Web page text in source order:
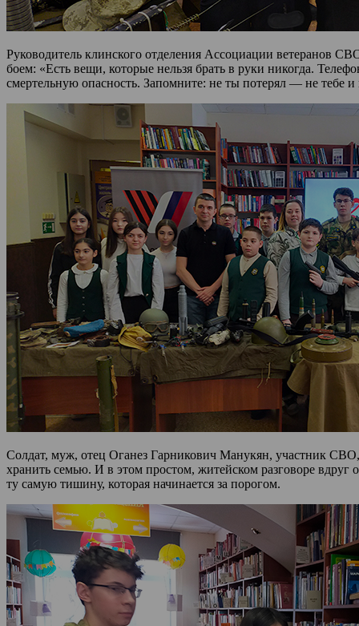
Руководитель клинского отделения Ассоциации ветеранов
боем: «Есть вещи, которые нельзя брать в руки никогда.
смертельную опасность. Запомните: не ты потерял — не тебе
Солдат, муж, отец Оганез Гарникович Манукян, участник
хранить семью. И в этом простом, житейском разговоре вдруг
ту самую тишину, которая начинается за порогом.